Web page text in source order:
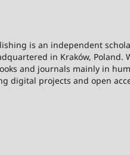
is an independent
in Kraków, Poland.
and journals mainly in
digital projects and open